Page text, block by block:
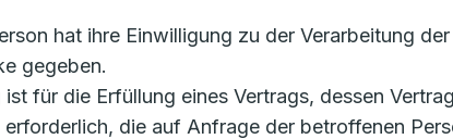
hat ihre Einwilligung zu der Verarbeitung
gegeben.
ist für die Erfüllung eines Vertrags, dessen
die auf Anfrage der betroffenen